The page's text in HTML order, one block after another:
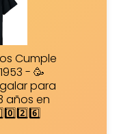
Cumple
- 🥳
para
años en